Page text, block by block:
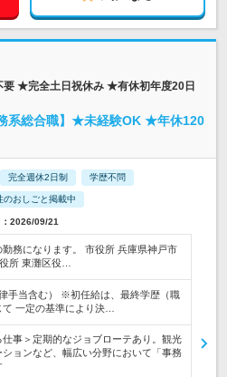
★完全土日祝休み ★有休初年度20日
系総合職】★未経験OK ★年休120
完全週休2日制 学歴不問
のおしごと掲載中
2026/09/21
務になります。 市役所 兵庫県神戸市
所 東灘区役…
手当含む） ※初任給は、最終学歴（職
一定の基準により決…
仕事＞定期的なジョブローテあり。観光
ョンなど、幅広い分野において「事務